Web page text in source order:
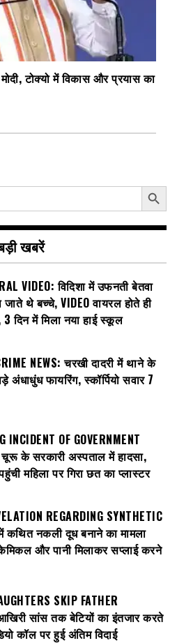
टोक्यो में विकास और प्रयास का
Search Button
खबरें
VIDEO: विदिशा में उफनती बेतवा
थे बच्चे, VIDEO वायरल होते ही
3 दिन में मिला नया हाई स्कूल
NEWS: चरखी दादरी में थाने के
अंधाधुंध फायरिंग, स्कॉर्पियो सवार 7
INCIDENT OF GOVERNMENT
चूरू के सरकारी अस्पताल में हादसा,
महिला पर गिरा छत का प्लास्टर
REGARDING SYNTHETIC
कथित नकली दूध बनाने का मामला
और पानी मिलाकर सप्लाई करने
SKIP FATHER
सांस तक बेटियों का इंतजार करते
कॉल पर हुई अंतिम विदाई